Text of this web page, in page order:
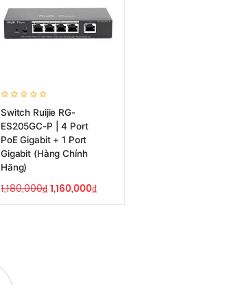
Switch Ruijie RG-
ES205GC-P | 4 Port
PoE Gigabit + 1 Port
Gigabit (Hàng Chính
Hãng)
1,180,000₫1,160,000₫